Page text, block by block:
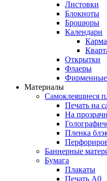
Листовки
Блокноты
Брошюры
Календари
Открытки
Флаеры
Фирменные
Материалы
Самоклеящиеся
Печать на
На
Пленка
Баннерные
Бумага
Плакаты
Печать А0